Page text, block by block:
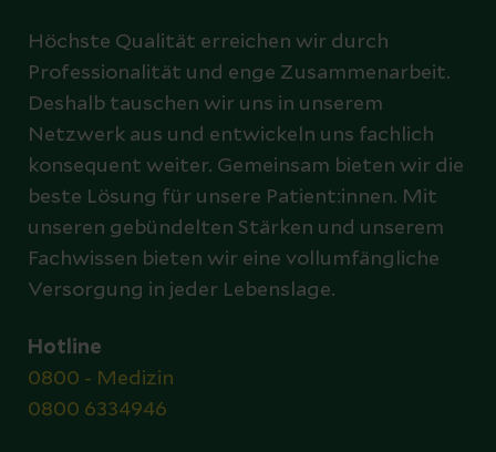
Höchste Qualität erreichen wir durch
Professionalität und enge Zusammenarbeit.
Deshalb tauschen wir uns in unserem
Netzwerk aus und entwickeln uns fachlich
konsequent weiter. Gemeinsam bieten wir die
beste Lösung für unsere Patient:innen. Mit
unseren gebündelten Stärken und unserem
Fachwissen bieten wir eine vollumfängliche
Versorgung in jeder Lebenslage.
Hotline
0800 - Medizin
0800 6334946